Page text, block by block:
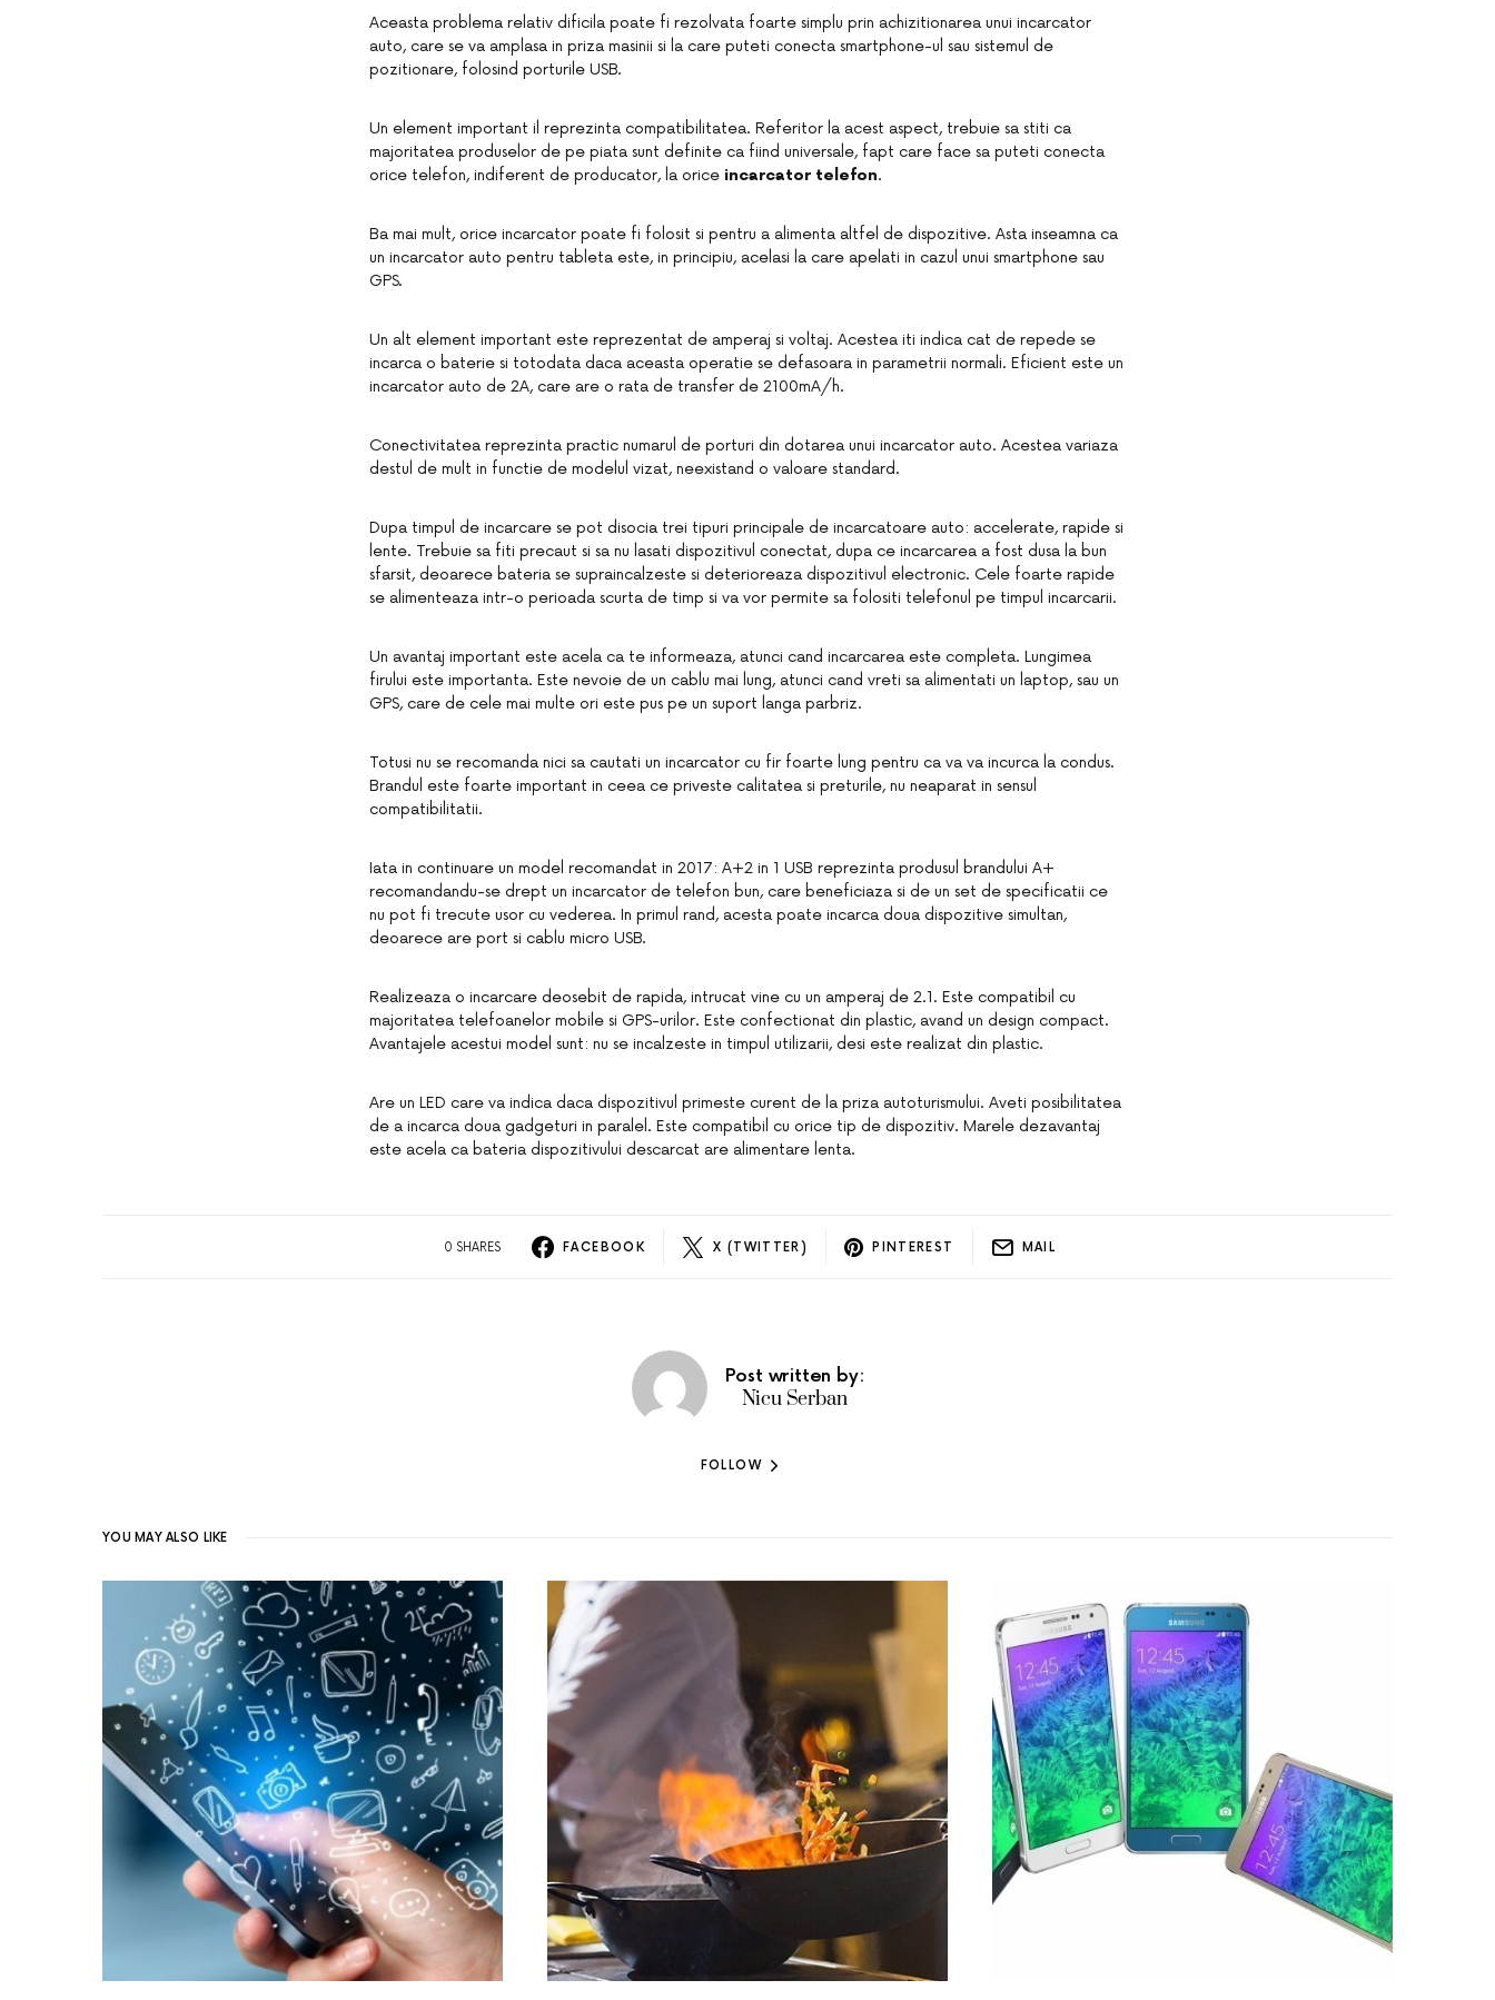
Aceasta problema relativ dificila poate fi rezolvata foarte simplu prin achizitionarea unui incarcator
auto, care se va amplasa in priza masinii si la care puteti conecta smartphone-ul sau sistemul de
pozitionare, folosind porturile USB.
Un element important il reprezinta compatibilitatea. Referitor la acest aspect, trebuie sa stiti ca
majoritatea produselor de pe piata sunt definite ca fiind universale, fapt care face sa puteti conecta
orice telefon, indiferent de producator, la orice incarcator telefon.
Ba mai mult, orice incarcator poate fi folosit si pentru a alimenta altfel de dispozitive. Asta inseamna ca
un incarcator auto pentru tableta este, in principiu, acelasi la care apelati in cazul unui smartphone sau
GPS.
Un alt element important este reprezentat de amperaj si voltaj. Acestea iti indica cat de repede se
incarca o baterie si totodata daca aceasta operatie se defasoara in parametrii normali. Eficient este un
incarcator auto de 2A, care are o rata de transfer de 2100mA/h.
Conectivitatea reprezinta practic numarul de porturi din dotarea unui incarcator auto. Acestea variaza
destul de mult in functie de modelul vizat, neexistand o valoare standard.
Dupa timpul de incarcare se pot disocia trei tipuri principale de incarcatoare auto: accelerate, rapide si
lente. Trebuie sa fiti precaut si sa nu lasati dispozitivul conectat, dupa ce incarcarea a fost dusa la bun
sfarsit, deoarece bateria se supraincalzeste si deterioreaza dispozitivul electronic. Cele foarte rapide
se alimenteaza intr-o perioada scurta de timp si va vor permite sa folositi telefonul pe timpul incarcarii.
Un avantaj important este acela ca te informeaza, atunci cand incarcarea este completa. Lungimea
firului este importanta. Este nevoie de un cablu mai lung, atunci cand vreti sa alimentati un laptop, sau un
GPS, care de cele mai multe ori este pus pe un suport langa parbriz.
Totusi nu se recomanda nici sa cautati un incarcator cu fir foarte lung pentru ca va va incurca la condus.
Brandul este foarte important in ceea ce priveste calitatea si preturile, nu neaparat in sensul
compatibilitatii.
Iata in continuare un model recomandat in 2017: A+2 in 1 USB reprezinta produsul brandului A+
recomandandu-se drept un incarcator de telefon bun, care beneficiaza si de un set de specificatii ce
nu pot fi trecute usor cu vederea. In primul rand, acesta poate incarca doua dispozitive simultan,
deoarece are port si cablu micro USB.
Realizeaza o incarcare deosebit de rapida, intrucat vine cu un amperaj de 2.1. Este compatibil cu
majoritatea telefoanelor mobile si GPS-urilor. Este confectionat din plastic, avand un design compact.
Avantajele acestui model sunt: nu se incalzeste in timpul utilizarii, desi este realizat din plastic.
Are un LED care va indica daca dispozitivul primeste curent de la priza autoturismului. Aveti posibilitatea
de a incarca doua gadgeturi in paralel. Este compatibil cu orice tip de dispozitiv. Marele dezavantaj
este acela ca bateria dispozitivului descarcat are alimentare lenta.
0 SHARES FACEBOOK X (TWITTER) PINTEREST MAIL
Post written by:
Nicu Serban
FOLLOW
YOU MAY ALSO LIKE